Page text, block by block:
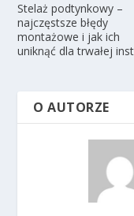
Stelaż podtynkowy –
najczęstsze błędy
montażowe i jak ich
uniknąć dla trwałej
O AUTORZE